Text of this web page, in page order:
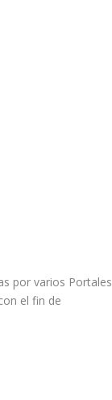
por varios Portales
el fin de